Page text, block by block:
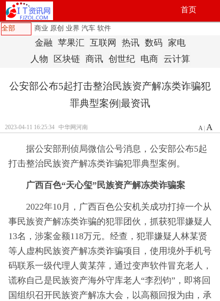
首页
全部 商业 原创 业界 汽车 软件
金融 苹果汇 互联网 热讯 数码
家电
人物
区块链 商讯 创世纪 电商 云计算
公安部公布5起打击整治民族资产解冻类诈骗犯
罪典型案例|最资讯
2023-04-11 16:25:34 中华网河南 A| A
据公安部刑侦局微信公号消息，公安部公布5起
打击整治民族资产解冻类诈骗犯罪典型案例。
广西百色“天心玺”民族资产解冻类诈骗案
2022年10月，广西百色公安机关成功打掉一个从
事民族资产解冻类诈骗的犯罪团伙，抓获犯罪嫌疑人
13名，涉案金额118万元。经查，犯罪嫌疑人林某贤
等人虚构民族资产解冻类诈骗项目，使用境外手机号
码联系一级代理人黄某萍，通过变声软件冒充老人，
谎称自己是民族资产海外守库老人“李烈钧”，即将回
国组织召开民族资产解冻大会，以高额回报为由，承